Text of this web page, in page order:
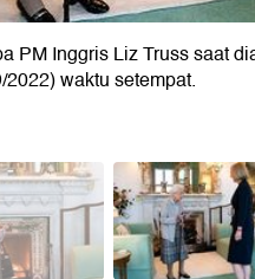
PM Inggris Liz Truss saat
waktu setempat.